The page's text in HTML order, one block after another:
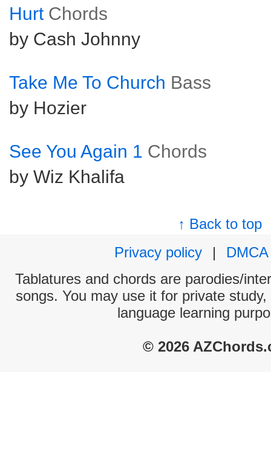
Hurt Chords
by Cash Johnny
Take Me To Church Bass
by Hozier
See You Again 1 Chords
by Wiz Khalifa
↑ Back to top
Privacy policy
|
DMCA
Tablatures and chords are parodies/
songs. You may use it for private
language learning
© 2026